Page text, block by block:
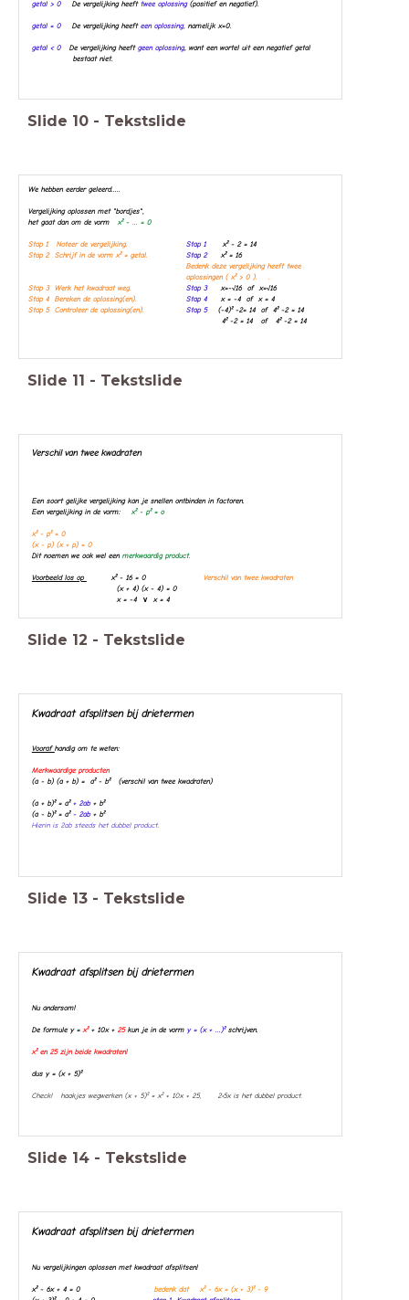
getal > 0 De vergelijking heeft twee oplossing (positief en negatief).
getal = 0 De vergelijking heeft een oplossing,namelijk x=0.
getal < 0De vergelijking heeft geen oplossing, want een wortel uit een negatief getal
bestaat niet.
Slide 10 - Tekstslide
We hebben eerder geleerd.....
Vergelijking oplossen met "bordjes",
het gaat dan om de vormx² - ... = 0
Stap 1 Noteer de vergelijking.
Stap 2 Schrijf in de vorm x² = getal.
Stap 3 Werk het kwadraat weg.
Stap 4 Bereken de oplossing(en).
Stap 5 Controleer de oplossing(en).
Stap 1
x² - 2 = 14
Stap 2x² = 16
Bedenk deze vergelijking heeft twee
oplossingen ( x² > 0 ). .
Stap 3
x=-√16 of x=√16
Stap 4
x = -4 of x = 4
Stap 5
(-4)² -2= 14 of 4² -2 = 14
4² -2 = 14 of 4² -2 = 14
Slide 11 - Tekstslide
Verschil van twee kwadraten
Een soort gelijke vergelijking kan je snellen ontbinden in factoren.
Een vergelijking in de vorm:
x² - p² = o
x² - p² = 0
(x - p) (x + p) = 0
Dit noemen we ook wel een merkwaardig product.
Voorbeeld los op x² - 16 = 0 Verschil van twee kwadraten
(x + 4) (x - 4) = 0
x = -4 ∨ x = 4
Slide 12 - Tekstslide
Kwadraat afsplitsen bij drietermen
Vooraf handig om te weten:
Merkwaardige producten
(a - b) (a + b) = a² - b² (verschil van twee kwadraten)
(a + b)² = a² + 2ab+ b²
(a - b)² = a² - 2ab+ b²
Hierin is 2ab steeds het dubbel product.
Slide 13 - Tekstslide
Kwadraat afsplitsen bij drietermen
Nu andersom!
De formule y =x² + 10x + 25kun je in de vormy = (x + ...)²schrijven.
x² en 25 zijn beide kwadraten!
dus y = (x + 5)²
Check! haakjes wegwerken (x + 5)² = x² + 10x + 25, 2•5x is het dubbel product.
Slide 14 - Tekstslide
Kwadraat afsplitsen bij drietermen
Nu vergelijkingen oplossen met kwadraat afsplitsen!
x² - 6x + 4 = 0 bedenk dat x² - 6x= (x + 3)² - 9